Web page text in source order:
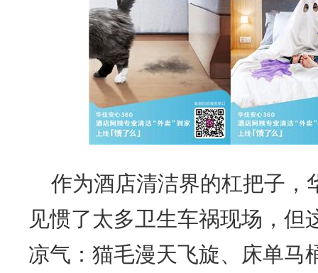
作为酒店清洁界的杠把子，
见惯了太多卫生车祸现场，但
凉气：猫毛漫天飞旋、床单马